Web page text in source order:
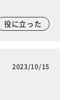
役に立った
2023/10/15